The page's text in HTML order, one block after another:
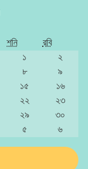
শনি
রবি
১
২
৮
৯
১৫
১৬
২২
২৩
২৯
৩০
৫ ৬